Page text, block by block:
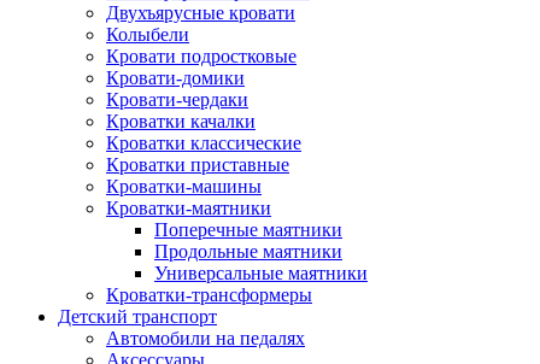
Двухъярусные кровати
Колыбели
Кровати подростковые
Кровати-домики
Кровати-чердаки
Кроватки качалки
Кроватки классические
Кроватки приставные
Кроватки-машины
Кроватки-маятники
Поперечные маятники
Продольные маятники
Универсальные маятники
Кроватки-трансформеры
Детский транспорт
Автомобили на педалях
Аксессуары